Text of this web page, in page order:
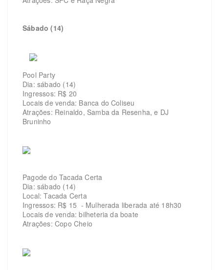
Sábado (14)
Pool Party
Dia: sábado (14)
Ingressos: R$ 20
Locais de venda: Banca do Coliseu
Atrações: Reinaldo, Samba da Resenha, e DJ
Bruninho
Pagode do Tacada Certa
Dia: sábado (14)
Local: Tacada Certa
Ingressos: R$ 15 - Mulherada liberada até 18h30
Locais de venda: bilheteria da boate
Atrações: Copo Cheio